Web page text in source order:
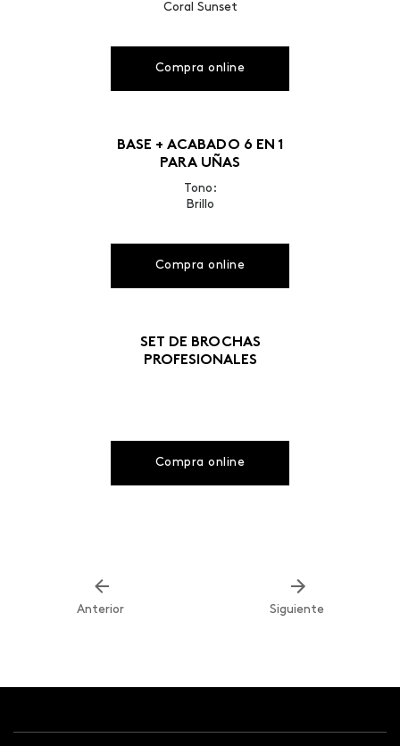
Coral Sunset
Compra online
BASE + ACABADO 6 EN 1
PARA UÑAS
Tono:
Brillo
Compra online
SET DE BROCHAS
PROFESIONALES
Compra online
Anterior Siguiente